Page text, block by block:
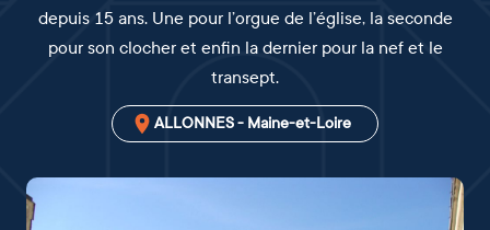
depuis 15 ans. Une pour l’orgue de l’église, la seconde
pour son clocher et enfin la dernier pour la nef et le
transept.
ALLONNES - Maine-et-Loire